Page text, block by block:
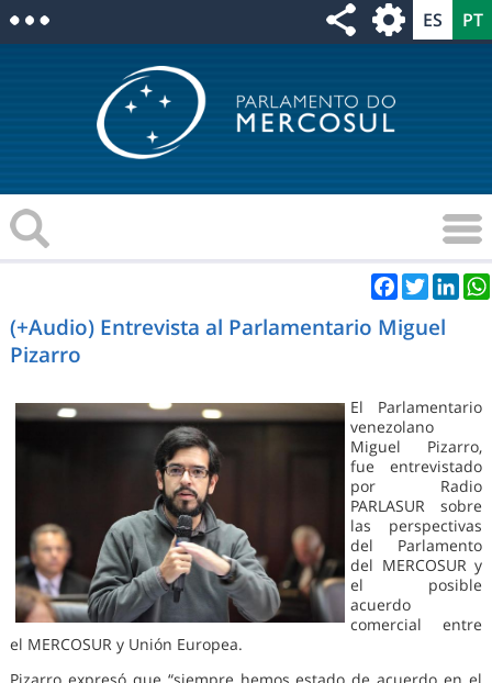
Facebook
Twitter
(+Audio) Entrevista al Parlamentario Miguel
Pizarro
El Parlamentario
venezolano
Miguel Pizarro,
fue entrevistado
por Radio
PARLASUR sobre
las perspectivas
del Parlamento
del MERCOSUR y
el posible
acuerdo
comercial entre
el MERCOSUR y Unión Europea.